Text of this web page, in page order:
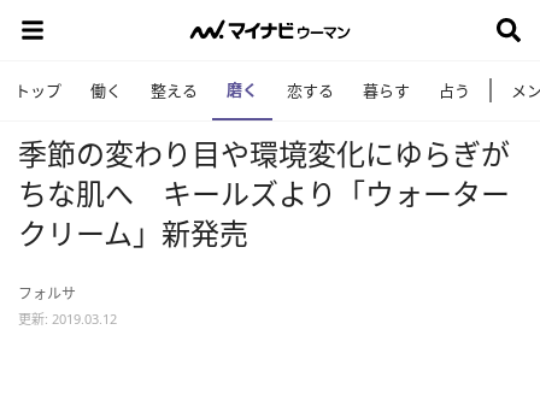
トップ 働く 整える 磨く 恋する 暮らす 占う メ
季節の変わり目や環境変化にゆらぎが
ちな肌へ キールズより「ウォーター
クリーム」新発売
フォルサ
更新: 2019.03.12